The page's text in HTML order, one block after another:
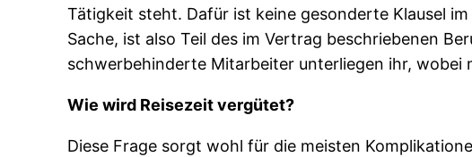
Tätigkeit steht. Dafür ist keine gesonderte Klausel
Sache, ist also Teil des im Vertrag beschriebenen
schwerbehinderte Mitarbeiter unterliegen ihr, wobei
Wie wird Reisezeit vergütet?
Diese Frage sorgt wohl für die meisten